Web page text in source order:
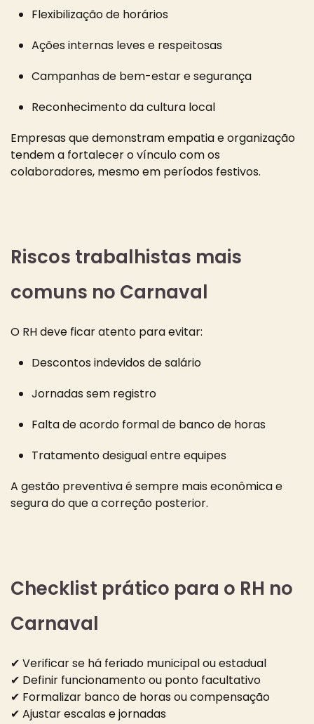
Flexibilização de horários
Ações internas leves e respeitosas
Campanhas de bem-estar e segurança
Reconhecimento da cultura local
Empresas que demonstram empatia e organização
tendem a fortalecer o vínculo com os
colaboradores, mesmo em períodos festivos.
Riscos trabalhistas mais
comuns no Carnaval
O RH deve ficar atento para evitar:
Descontos indevidos de salário
Jornadas sem registro
Falta de acordo formal de banco de horas
Tratamento desigual entre equipes
A gestão preventiva é sempre mais econômica e
segura do que a correção posterior.
Checklist prático para o RH no
Carnaval
✔ Verificar se há feriado municipal ou estadual
✔ Definir funcionamento ou ponto facultativo
✔ Formalizar banco de horas ou compensação
✔ Ajustar escalas e jornadas